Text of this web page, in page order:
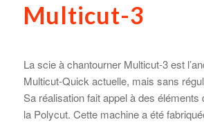
Multicut-3
La scie à chantourner Multicut-3 est
Multicut-Quick actuelle, mais sans
Sa réalisation fait appel à des éléments
la Polycut. Cette machine a été